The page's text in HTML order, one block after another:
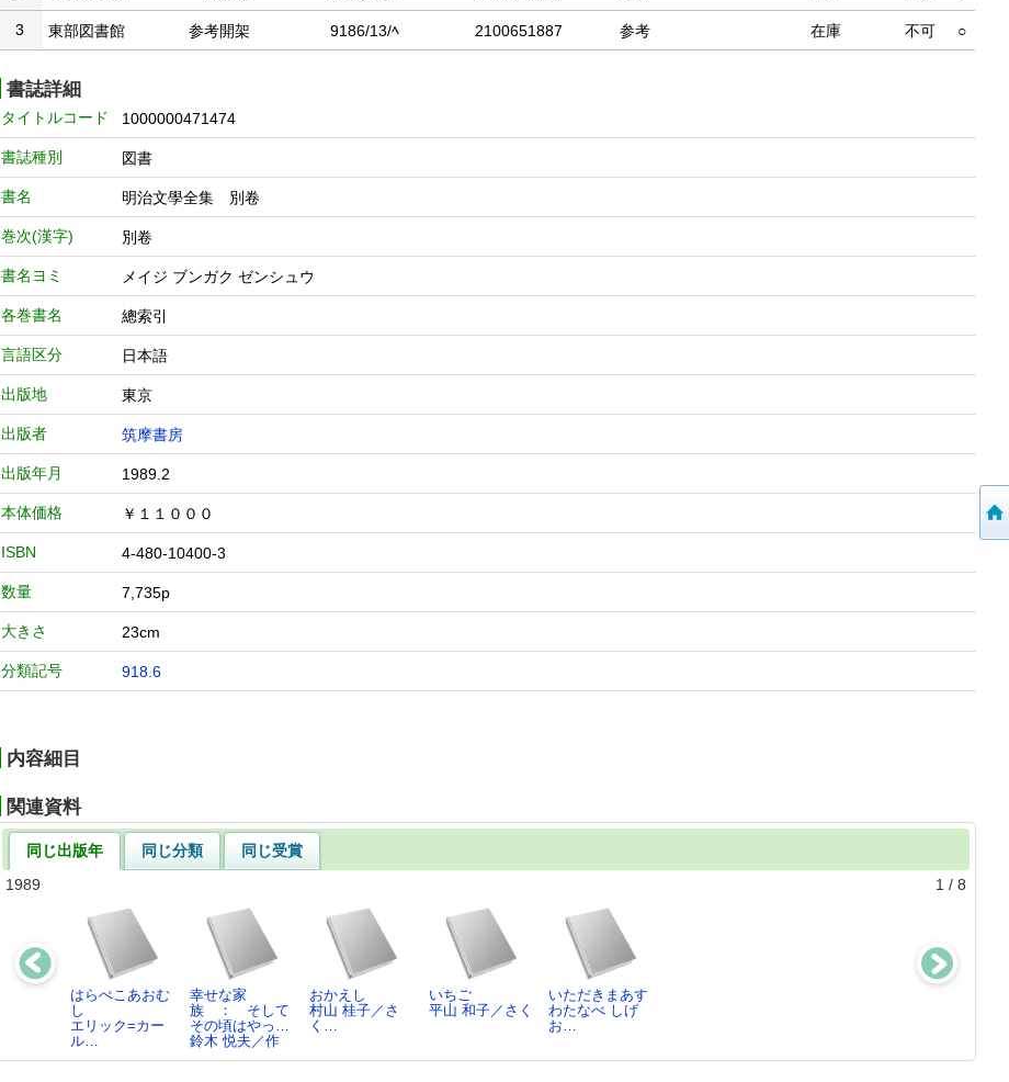
3 東部図書館 参考開架 9186/13/ﾍ 2100651887 参考 在庫 不可 ○
書誌詳細
タイトルコード 1000000471474
書誌種別 図書
書名 明治文學全集 別卷
巻次(漢字) 別卷
書名ヨミ メイジ ブンガク ゼンシュウ
各巻書名 總索引
言語区分 日本語
出版地 東京
出版者 筑摩書房
出版年月 1989.2
本体価格 ￥１１０００
ISBN 4-480-10400-3
数量 7,735p
大きさ 23cm
分類記号 918.6
内容細目
関連資料
同じ出版年 同じ分類
同じ受賞
1989
1 / 8
はらぺこあおむ
し
エリック=カー
ル…
幸せな家
族 ： そして
その頃はやっ…
鈴木 悦夫／作
おかえし
村山 桂子／さ
く…
いちご
平山 和子／さく
いただきまあす
わたなべ しげ
お…